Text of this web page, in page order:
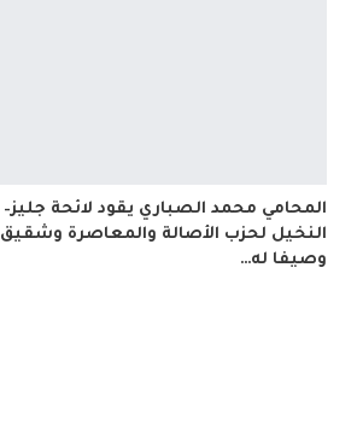
المحامي محمد الصباري يقود لائحة جليز–
النخيل لحزب الأصالة والمعاصرة وشقيق
وصيفا له…